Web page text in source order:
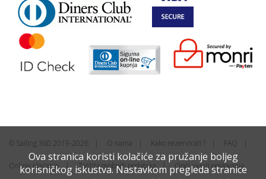
© Sailing 360 2019-2026 O nama Kako rezervirati ? FAQ
Online plaćanje Zaštita osobnih podataka Opći uvjeti poslovanja
Ova stranica koristi kolačiće za pružanje boljeg
korisničkog iskustva. Nastavkom pregleda stranice